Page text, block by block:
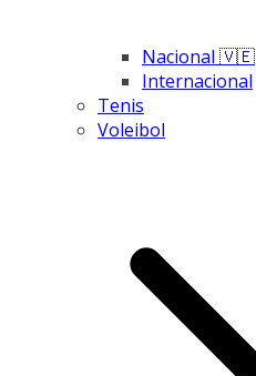
Nacional 🇻🇪
Internacional
Tenis
Voleibol